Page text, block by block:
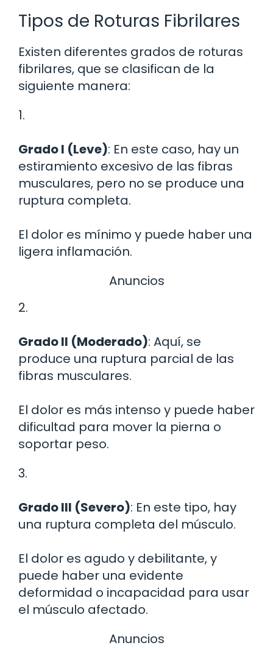
Tipos de Roturas Fibrilares
Existen diferentes grados de roturas
fibrilares, que se clasifican de la
siguiente manera:
1.
Grado I (Leve): En este caso, hay un
estiramiento excesivo de las fibras
musculares, pero no se produce una
ruptura completa.
El dolor es mínimo y puede haber una
ligera inflamación.
Anuncios
2.
Grado II (Moderado): Aquí, se
produce una ruptura parcial de las
fibras musculares.
El dolor es más intenso y puede haber
dificultad para mover la pierna o
soportar peso.
3.
Grado III (Severo): En este tipo, hay
una ruptura completa del músculo.
El dolor es agudo y debilitante, y
puede haber una evidente
deformidad o incapacidad para usar
el músculo afectado.
Anuncios